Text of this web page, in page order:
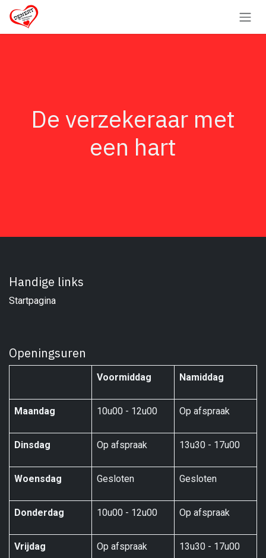
Overslaan naar inhoud
De verzekeraar met
een hart
Handige links
Startpagina
Openingsuren
Voormiddag Namiddag
Maandag 10u00 - 12u00 Op afspraak
Dinsdag Op afspraak 13u30 - 17u00
Woensdag Gesloten Gesloten
Donderdag 10u00 - 12u00 Op afspraak
Vrijdag Op afspraak 13u30 - 17u00